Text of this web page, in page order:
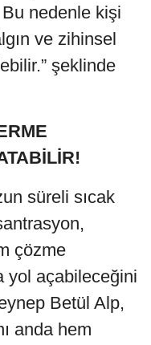
nedenle kişi
ve zihinsel
şeklinde
süreli sıcak
çözme
yol açabileceğini
Betül Alp,
anda hem